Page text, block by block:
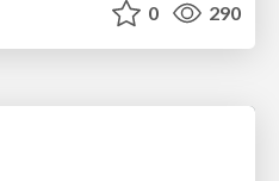
0 290